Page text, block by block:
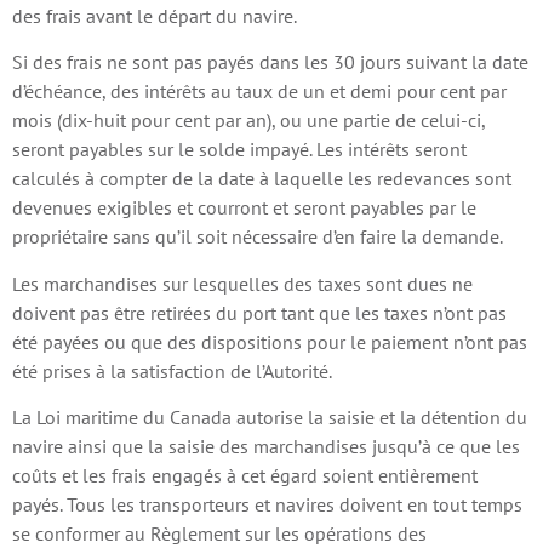
des frais avant le départ du navire.
Si des frais ne sont pas payés dans les 30 jours suivant la date
d’échéance, des intérêts au taux de un et demi pour cent par
mois (dix-huit pour cent par an), ou une partie de celui-ci,
seront payables sur le solde impayé. Les intérêts seront
calculés à compter de la date à laquelle les redevances sont
devenues exigibles et courront et seront payables par le
propriétaire sans qu’il soit nécessaire d’en faire la demande.
Les marchandises sur lesquelles des taxes sont dues ne
doivent pas être retirées du port tant que les taxes n’ont pas
été payées ou que des dispositions pour le paiement n’ont pas
été prises à la satisfaction de l’Autorité.
La Loi maritime du Canada autorise la saisie et la détention du
navire ainsi que la saisie des marchandises jusqu’à ce que les
coûts et les frais engagés à cet égard soient entièrement
payés. Tous les transporteurs et navires doivent en tout temps
se conformer au Règlement sur les opérations des